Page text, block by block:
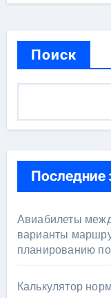
Поиск
Последние
Авиабилеты
варианты
планированию
Калькулятор